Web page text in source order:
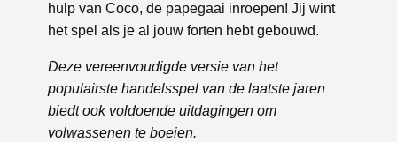
hulp van Coco, de papegaai inroepen! Jij wint
het spel als je al jouw forten hebt gebouwd.
Deze vereenvoudigde versie van het
populairste handelsspel van de laatste jaren
biedt ook voldoende uitdagingen om
volwassenen te boeien.